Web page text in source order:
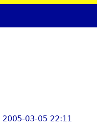
2005-03-05 22:11